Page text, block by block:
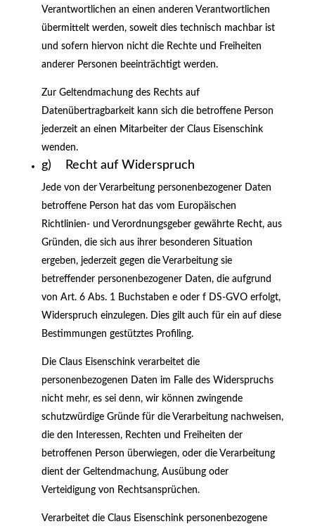
Verantwortlichen an einen anderen Verantwortlichen
übermittelt werden, soweit dies technisch machbar ist
und sofern hiervon nicht die Rechte und Freiheiten
anderer Personen beeinträchtigt werden.
Zur Geltendmachung des Rechts auf
Datenübertragbarkeit kann sich die betroffene Person
jederzeit an einen Mitarbeiter der Claus Eisenschink
wenden.
g) Recht auf Widerspruch
Jede von der Verarbeitung personenbezogener Daten
betroffene Person hat das vom Europäischen
Richtlinien- und Verordnungsgeber gewährte Recht, aus
Gründen, die sich aus ihrer besonderen Situation
ergeben, jederzeit gegen die Verarbeitung sie
betreffender personenbezogener Daten, die aufgrund
von Art. 6 Abs. 1 Buchstaben e oder f DS-GVO erfolgt,
Widerspruch einzulegen. Dies gilt auch für ein auf diese
Bestimmungen gestütztes Profiling.
Die Claus Eisenschink verarbeitet die
personenbezogenen Daten im Falle des Widerspruchs
nicht mehr, es sei denn, wir können zwingende
schutzwürdige Gründe für die Verarbeitung nachweisen,
die den Interessen, Rechten und Freiheiten der
betroffenen Person überwiegen, oder die Verarbeitung
dient der Geltendmachung, Ausübung oder
Verteidigung von Rechtsansprüchen.
Verarbeitet die Claus Eisenschink personenbezogene